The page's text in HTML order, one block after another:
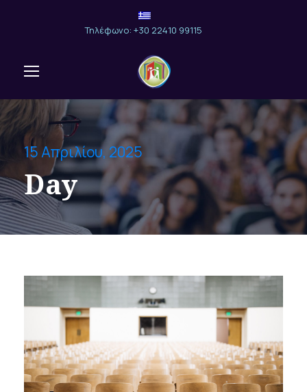
Τηλέφωνο: +30 22410 99115
15 Απριλίου, 2025
Day